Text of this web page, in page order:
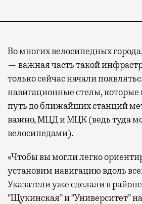
Во многих велосипедных
— важная часть такой
только сейчас начали
навигационные стелы,
путь до ближайших станций
важно, МЦД и МЦК (ведь туда
велосипедами).
«Чтобы вы могли легко
установим навигацию вдоль
Указатели уже сделали в
“Щукинская” и “Университет”